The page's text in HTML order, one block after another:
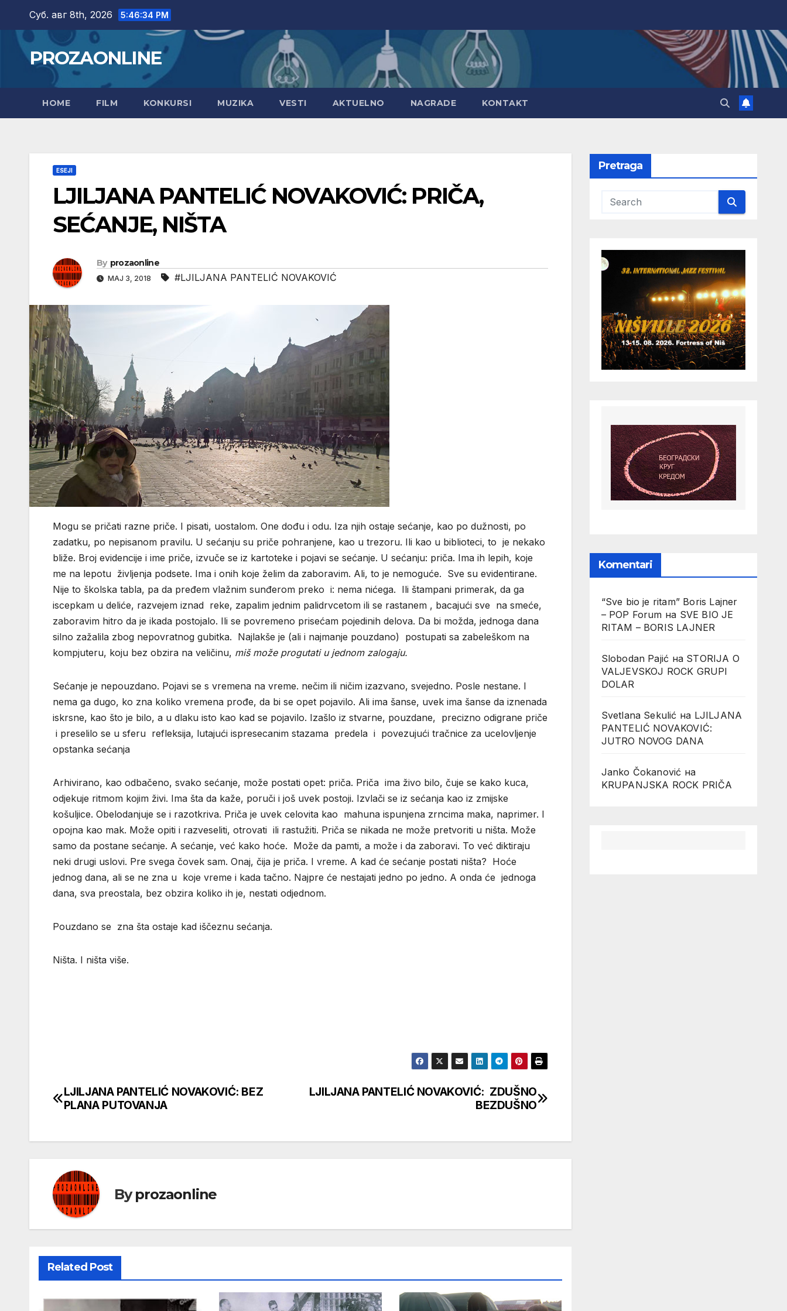
content
Суб. авг 8th, 2026 5:46:36 PM
PROZAONLINE
HOME FILM KONKURSI MUZIKA VESTI AKTUELNO NAGRADE KONTAKT
ESEJI
LJILJANA PANTELIĆ NOVAKOVIĆ: PRIČA,
SEĆANJE, NIŠTA
By prozaonline
МАЈ 3, 2018 #LJILJANA PANTELIĆ NOVAKOVIĆ
Mogu se pričati razne priče. I pisati, uostalom. One dođu i odu. Iza njih ostaje sećanje, kao po dužnosti, po
zadatku, po nepisanom pravilu. U sećanju su priče pohranjene, kao u trezoru. Ili kao u biblioteci, to je nekako
bliže. Broj evidencije i ime priče, izvuče se iz kartoteke i pojavi se sećanje. U sećanju: priča. Ima ih lepih, koje
me na lepotu življenja podsete. Ima i onih koje želim da zaboravim. Ali, to je nemoguće. Sve su evidentirane.
Nije to školska tabla, pa da pređem vlažnim sunđerom preko i: nema nićega. Ili štampani primerak, da ga
iscepkam u deliće, razvejem iznad reke, zapalim jednim palidrvcetom ili se rastanem , bacajući sve na smeće,
zaboravim hitro da je ikada postojalo. Ili se povremeno prisećam pojedinih delova. Da bi možda, jednoga dana
silno zažalila zbog nepovratnog gubitka. Najlakše je (ali i najmanje pouzdano) postupati sa zabeleškom na
kompjuteru, koju bez obzira na veličinu, miš može progutati u jednom zalogaju.
Sećanje je nepouzdano. Pojavi se s vremena na vreme. nečim ili ničim izazvano, svejedno. Posle nestane. I
nema ga dugo, ko zna koliko vremena prođe, da bi se opet pojavilo. Ali ima šanse, uvek ima šanse da iznenada
iskrsne, kao što je bilo, a u dlaku isto kao kad se pojavilo. Izašlo iz stvarne, pouzdane, precizno odigrane priče
i preselilo se u sferu refleksija, lutajući ispresecanim stazama predela i povezujući tračnice za ucelovljenje
opstanka sećanja
Arhivirano, kao odbačeno, svako sećanje, može postati opet: priča. Priča ima živo bilo, čuje se kako kuca,
odjekuje ritmom kojim živi. Ima šta da kaže, poruči i još uvek postoji. Izvlači se iz sećanja kao iz zmijske
košuljice. Obelodanjuje se i razotkriva. Priča je uvek celovita kao mahuna ispunjena zrncima maka, naprimer. I
opojna kao mak. Može opiti i razveseliti, otrovati ili rastužiti. Priča se nikada ne može pretvoriti u ništa. Može
samo da postane sećanje. A sećanje, već kako hoće. Može da pamti, a može i da zaboravi. To već diktiraju
neki drugi uslovi. Pre svega čovek sam. Onaj, čija je priča. I vreme. A kad će sećanje postati ništa? Hoće
jednog dana, ali se ne zna u koje vreme i kada tačno. Najpre će nestajati jedno po jedno. A onda će jednoga
dana, sva preostala, bez obzira koliko ih je, nestati odjednom.
Pouzdano se zna šta ostaje kad iščeznu sećanja.
Ništa. I ništa više.
Кретање
LJILJANA PANTELIĆ NOVAKOVIĆ: ZDUŠNO
BEZDUŠNO
LJILJANA PANTELIĆ NOVAKOVIĆ: BEZ
PLANA PUTOVANJA
Byprozaonline
Related Post
Pretraga
Komentari
“Sve bio je ritam” Boris Lajner
– POP Forum на SVE BIO JE
RITAM – BORIS LAJNER
Slobodan Pajić на STORIJA O
VALJEVSKOJ ROCK GRUPI
DOLAR
Svetlana Sekulić на LJILJANA
PANTELIĆ NOVAKOVIĆ:
JUTRO NOVOG DANA
Janko Čokanović на
KRUPANJSKA ROCK PRIČA